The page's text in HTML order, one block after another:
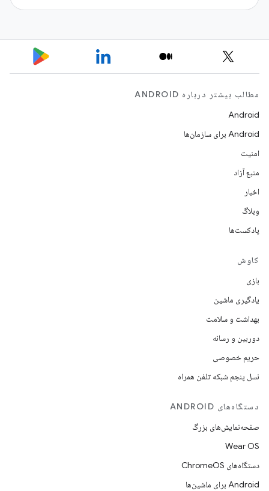
مطالب بیشتر درباره ANDROID
Android
Android برای سازمان‌ها
امنیت
منبع آزاد
اخبار
وبلاگ
پادکست‌ها
کاوش
بازی
یادگیری ماشین
بهداشت و سلامت
دوربین و رسانه
حریم خصوصی
نسل پنجم شبکه تلفن همراه
دستگاه‌های ANDROID
صفحه‌نمایش‌های بزرگ
Wear OS
دستگاه‌های ChromeOS
Android برای ماشین‌ها